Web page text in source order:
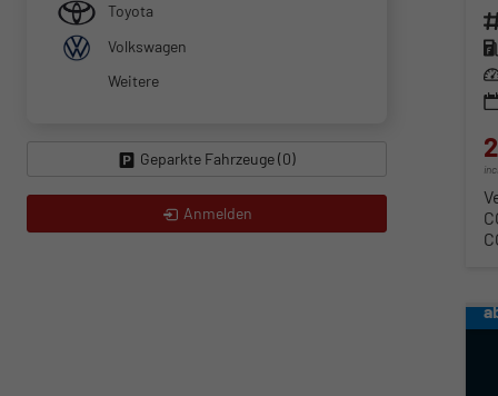
Toyota
Volkswagen
Weitere
Geparkte Fahrzeuge (0)
Anmelden